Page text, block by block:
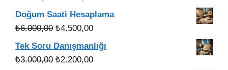
fiyat:
₺3.750,00.
andaki
fiyat:
Doğum Saati Hesaplama
₺6.000,00 Orijinal
fiyat:
₺6.000,00.
₺4.500,00Şu
andaki
fiyat:
Tek Soru Danışmanlığı
₺3.000,00 Orijinal
₺2.200,00Şu